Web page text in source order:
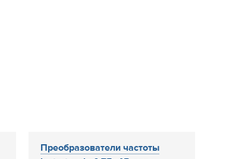
Преобразователи частоты